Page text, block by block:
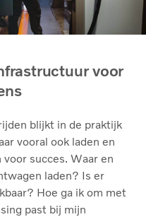
voor
blijkt in de praktijk
vooral ook laden en
succes. Waar en
laden? Is er
Hoe ga ik om met
past bij mijn